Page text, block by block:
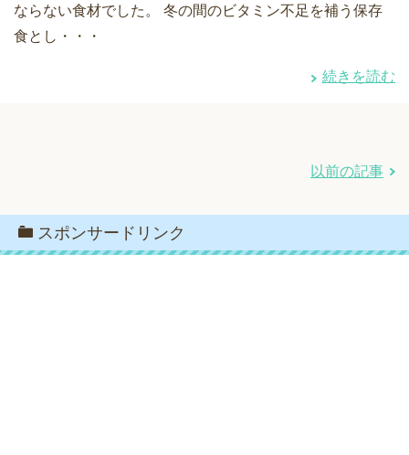
ならない食材でした。 冬の間のビタミン不足を補う保存
食とし・・・
続きを読む
以前の記事
スポンサードリンク